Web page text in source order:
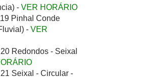
- VER HORÁRIO
Pinhal Conde
- VER
Redondos - Seixal
Seixal - Circular -